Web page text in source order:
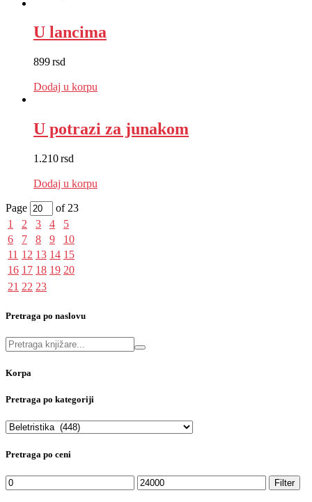
U lancima
899rsd
Dodaj u korpu
U potrazi za junakom
1.210rsd
Dodaj u korpu
Page
of 23
1
2 3 4
5
6
7 8 9
10
11 12 13 14 15
16 17 18 19 20
21 22 23
Pretraga po naslovu
Korpa
Pretraga po kategoriji
Pretraga po ceni
Filter